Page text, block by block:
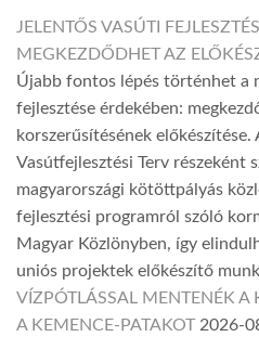
JELENTŐS VASÚTI
MEGKEZDŐDHET AZ
Újabb fontos lépés történhet a
fejlesztése érdekében:
korszerűsítésének előkészítése.
Vasútfejlesztési Terv részeként
magyarországi kötöttpályás
fejlesztési programról szóló
Magyar Közlönyben, így
uniós projektek előkészítő
VÍZPÓTLÁSSAL MENTENÉK A
A KEMENCE-PATAKOT 2026-